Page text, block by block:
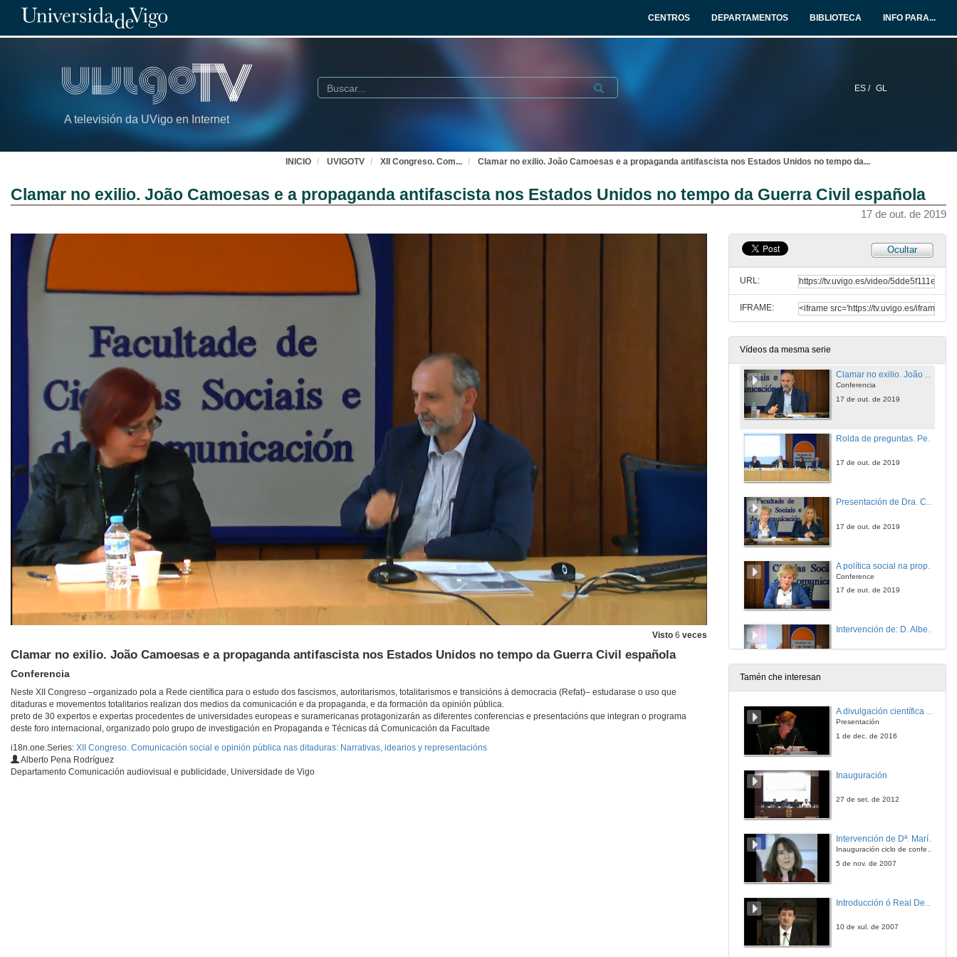
CENTROS DEPARTAMENTOS BIBLIOTECA INFO PARA...
A televisión da UVigo en Internet
ES / GL
Buscar Submit
INICIO UVIGOTV XII Congreso. Com... Clamar no exilio. João Camoesas e a propaganda antifascista nos Estados Unidos no tempo da...
Clamar no exilio. João Camoesas e a propaganda antifascista nos Estados Unidos no tempo da Guerra Civil española
17 de out. de 2019
Visto 6 veces
Clamar no exilio. João Camoesas e a propaganda antifascista nos Estados Unidos no tempo da Guerra Civil española
Conferencia
Neste XII Congreso –organizado pola a Rede científica para o estudo dos fascismos, autoritarismos, totalitarismos e transicións á democracia (Refat)– estudarase o uso que
ditaduras e movementos totalitarios realizan dos medios da comunicación e da propaganda, e da formación da opinión pública.
preto de 30 expertos e expertas procedentes de universidades europeas e suramericanas protagonizarán as diferentes conferencias e presentacións que integran o programa
deste foro internacional, organizado polo grupo de investigación en Propaganda e Técnicas dá Comunicación da Facultade
i18n.one.Series: XII Congreso. Comunicación social e opinión pública nas ditaduras: Narrativas, idearios y representacións
Alberto Pena Rodríguez
Departamento Comunicación audiovisual e publicidade, Universidade de Vigo
Ocultar
URL:
IFRAME:
Vídeos da mesma serie
17 de out. de 2019
17 de out. de 2019
Marcelo Caetano no (Jornal do) Brasil: repercussões da direita portuguesa na Ditadura Militar (1968-1974)
Conferencia
Il fascismo e la stampa per gli italiani all’estero. Propaganda e costruzione del consenso tra gli emigrati italiani
Conferencia
17 de out. de 2019
Clamar no exilio. João Camoesas e a propaganda antifascista nos Estados Unidos no tempo da Guerra Civil española
Conferencia
17 de out. de 2019
17 de out. de 2019
Presentación de Dra. Carme Molinero
17 de out. de 2019
Conference
17 de out. de 2019
Intervención de: D. Alberto Pena Rodríguez
Intervención de: D. Alberto de Bernardi
17 de out. de 2019
17 de out. de 2019
Tamén che interesan
A divulgación científica como motor da actividade de I+D+i
Presentación
1 de dec. de 2016
Inauguración
27 de set. de 2012
Intervención de Dª. María del Carmen Cabeza
Inauguración ciclo de conferencias
5 de nov. de 2007
10 de xul. de 2007